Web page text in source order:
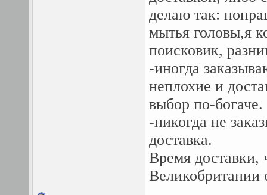
делаю так:
мытья головы,я
поисковик,
-иногда
неплохие и
выбор по-богаче.
-никогда не
доставка.
Время доставки,
Великобритании